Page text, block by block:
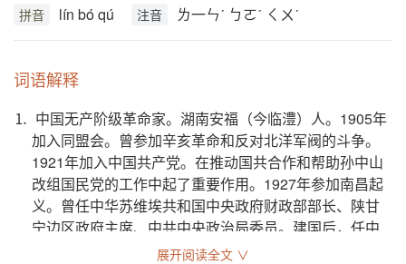
拼音 lín bó qú 注音 ㄌ一ㄣˊ ㄅㄛˊ ㄑㄨˊ
词语解释
⒈ 中国无产阶级革命家。湖南安福（今临澧）人。1905年
加入同盟会。曾参加辛亥革命和反对北洋军阀的斗争。
1921年加入中国共产党。在推动国共合作和帮助孙中山
改组国民党的工作中起了重要作用。1927年参加南昌起
义。曾任中华苏维埃共和国中央政府财政部部长、陕甘
宁边区政府主席、中共中央政治局委员。建国后，任中
央人民政府秘书长、全国人大常委会副委员长。
展开阅读全文 ∨